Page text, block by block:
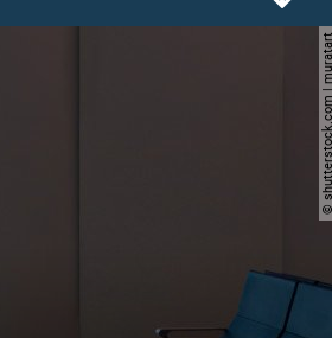
© shutterstock.com | muratart